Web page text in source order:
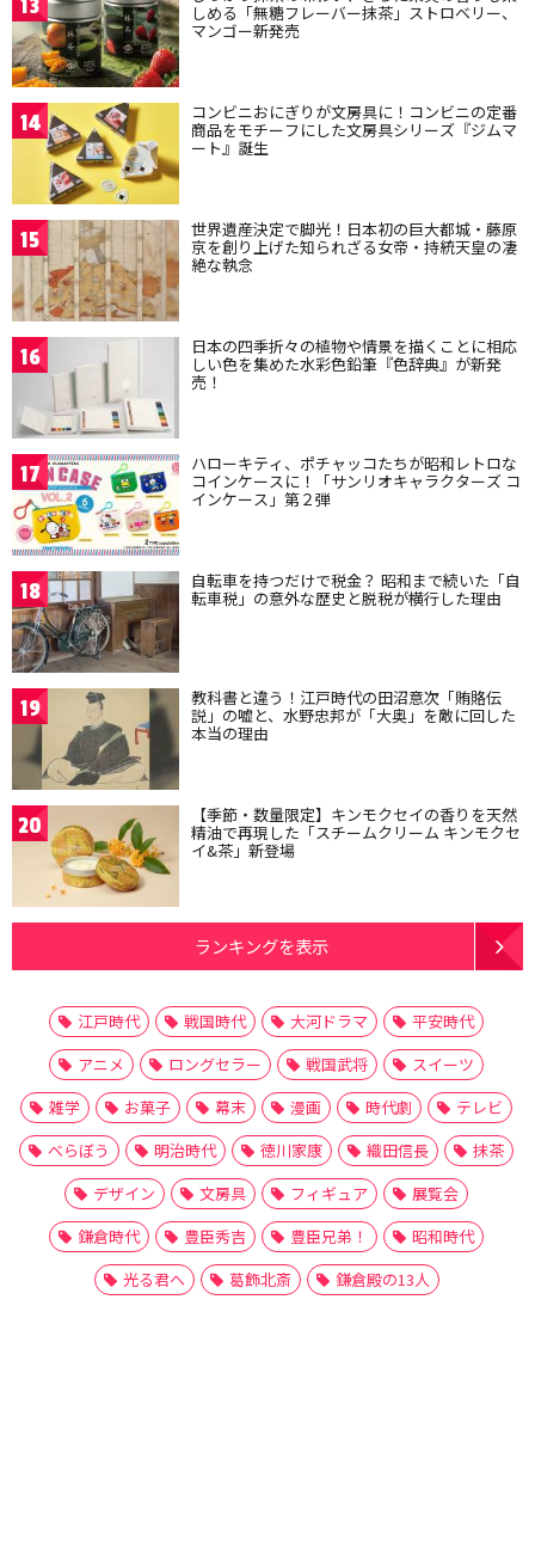
13 しめる「無糖フレーバー抹茶」ストロベリー、
マンゴー新発売
14 コンビニおにぎりが文房具に！コンビニの定番
商品をモチーフにした文房具シリーズ『ジムマ
ート』誕生
15 世界遺産決定で脚光！日本初の巨大都城・藤原
京を創り上げた知られざる女帝・持統天皇の凄
絶な執念
16 日本の四季折々の植物や情景を描くことに相応
しい色を集めた水彩色鉛筆『色辞典』が新発
売！
17 ハローキティ、ポチャッコたちが昭和レトロな
コインケースに！「サンリオキャラクターズ コ
インケース」第２弾
18 自転車を持つだけで税金？ 昭和まで続いた「自
転車税」の意外な歴史と脱税が横行した理由
19 教科書と違う！江戸時代の田沼意次「賄賂伝
説」の嘘と、水野忠邦が「大奥」を敵に回した
本当の理由
20 【季節・数量限定】キンモクセイの香りを天然
精油で再現した「スチームクリーム キンモクセ
イ&茶」新登場
ランキングを表示
江戸時代 戦国時代 大河ドラマ
平安時代
アニメ
ロングセラー 戦国武将
スイーツ
雑学
お菓子 幕末 漫画 時代劇
テレビ
べらぼう
明治時代 徳川家康 織田信長
抹茶
デザイン
文房具 フィギュア
展覧会
鎌倉時代
豊臣秀吉 豊臣兄弟！
昭和時代
光る君へ
葛飾北斎 鎌倉殿の13人